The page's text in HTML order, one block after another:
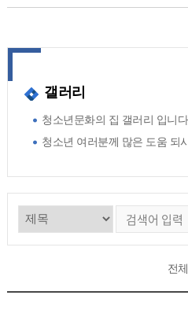
갤러리
청소년문화의 집 갤러리 입니다.
청소년 여러분께 많은 도움 되
전